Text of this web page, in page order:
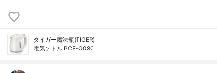
タイガー魔法瓶(TIGER)
電気ケトル PCF-G080